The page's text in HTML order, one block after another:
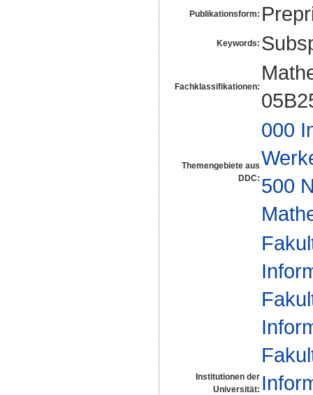
Publikationsform:
Keywords:
Fachklassifikationen:
Themengebiete aus
DDC:
000
500
Institutionen der
Universität: